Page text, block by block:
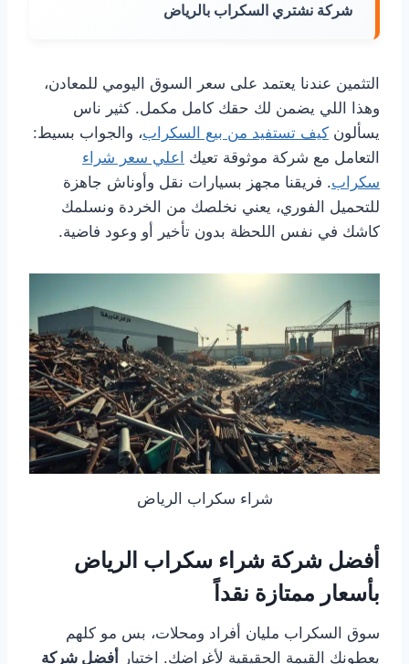
شركة نشتري السكراب بالرياض
التثمين عندنا يعتمد على سعر السوق اليومي للمعادن،
وهذا اللي يضمن لك حقك كامل مكمل. كثير ناس
يسألون كيف تستفيد من بيع السكراب، والجواب بسيط:
التعامل مع شركة موثوقة تعيك اعلي سعر شراء
سكراب. فريقنا مجهز بسيارات نقل وأوناش جاهزة
للتحميل الفوري، يعني نخلصك من الخردة ونسلمك
كاشك في نفس اللحظة بدون تأخير أو وعود فاضية.
شراء سكراب الرياض
أفضل شركة شراء سكراب الرياض
بأسعار ممتازة نقداً
سوق السكراب مليان أفراد ومحلات، بس مو كلهم
يعطونك القيمة الحقيقية لأغراضك. اختيار
أفضل شركة